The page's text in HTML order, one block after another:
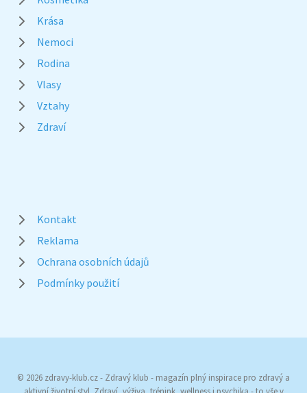
Krása
Nemoci
Rodina
Vlasy
Vztahy
Zdraví
Kontakt
Reklama
Ochrana osobních údajů
Podmínky použití
© 2026 zdravy-klub.cz - Zdravý klub - magazín plný inspirace pro zdravý a